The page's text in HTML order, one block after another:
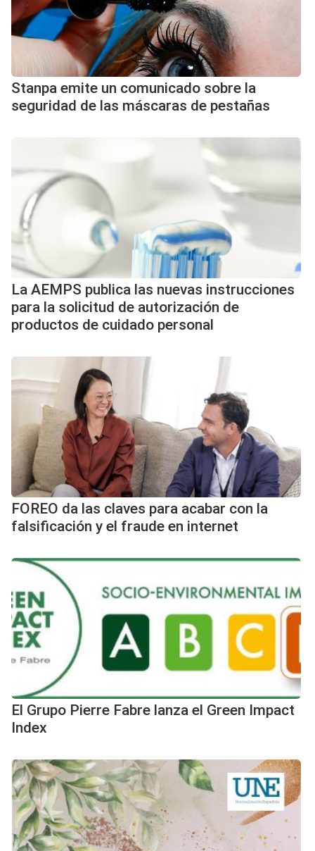
Stanpa emite un comunicado sobre la
seguridad de las máscaras de pestañas
La AEMPS publica las nuevas instrucciones
para la solicitud de autorización de
productos de cuidado personal
FOREO da las claves para acabar con la
falsificación y el fraude en internet
El Grupo Pierre Fabre lanza el Green Impact
Index